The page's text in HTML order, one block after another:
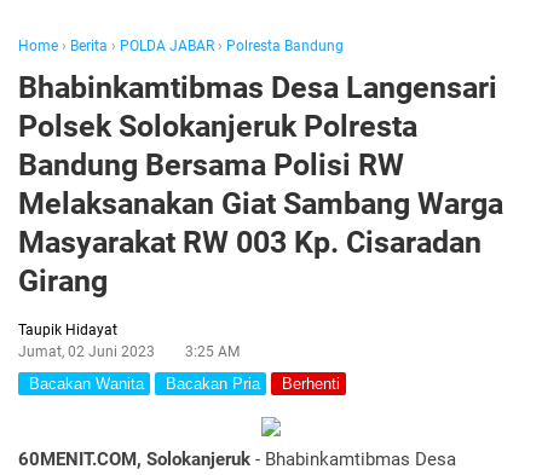
Home › Berita › POLDA JABAR › Polresta Bandung
Bhabinkamtibmas Desa Langensari
Polsek Solokanjeruk Polresta
Bandung Bersama Polisi RW
Melaksanakan Giat Sambang Warga
Masyarakat RW 003 Kp. Cisaradan
Girang
Taupik Hidayat
Jumat, 02 Juni 2023
3:25 AM
Bacakan Wanita Bacakan Pria Berhenti
60MENIT.COM, Solokanjeruk - Bhabinkamtibmas Desa